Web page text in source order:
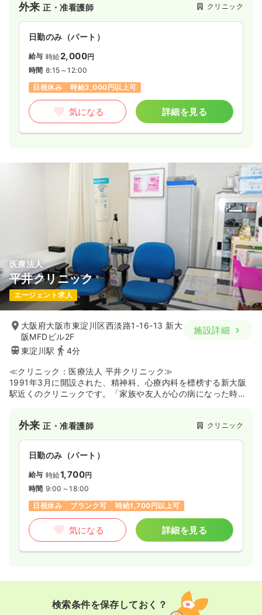
外来正・准看護師 クリニック
日勤のみ（パート）
給与 時給2,000円
時間 8:15～12:00
日祝休み
時給2,000円以上可
気になる 詳細を見る
医療法人
平井クリニック
エージェント求人
大阪府大阪市東淀川区西淡路1-16-13 新大
阪MFDビル2F
東淀川駅
4分
施設詳細
≪クリニック：医療法人 平井クリニック≫
1991年3月に開設された、精神科、心療内科を標榜する新大阪
駅近くのクリニックです。「家族や友人が心の病になった時、
よろず相談所として1万4000人以上の来談者に対応してきた実
績があります。こころに寄り添い、ともに考える治療実践を大
切にしており、精神的なケアを含めた地域医療に深く携わりた
い方に適した環境です。
外来正・准看護師 クリニック
日勤のみ（パート）
給与 時給1,700円
時間 9:00～18:00
日祝休み
ブランク可 時給1,700円以上可
気になる 詳細を見る
検索条件を保存しておく？